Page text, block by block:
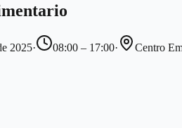
2025· 08:00 – 17:00· Centro